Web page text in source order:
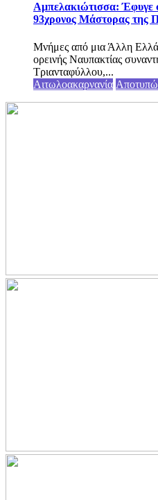
Αμπελακιώτισσα: Έφυγε
93χρονος Μάστορας της
Μνήμες από μια Άλλη
ορεινής Ναυπακτίας
Τριανταφύλλου,...
Αιτωλοακαρνανία